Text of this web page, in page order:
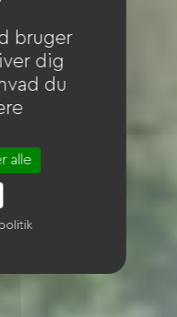
bruger
dig
du
alle